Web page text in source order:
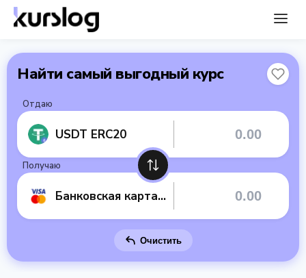
Найти самый выгодный курс
Отдаю
USDT ERC20
Получаю
Банковская карта HUF
Очистить